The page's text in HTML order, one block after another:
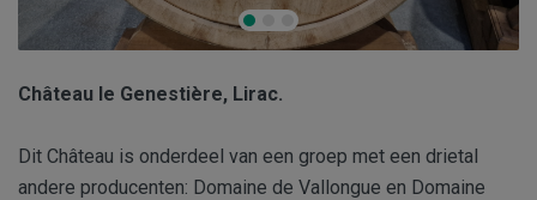
Château le Genestière, Lirac.
Dit Château is onderdeel van een groep met een drietal
andere producenten: Domaine de Vallongue en Domaine